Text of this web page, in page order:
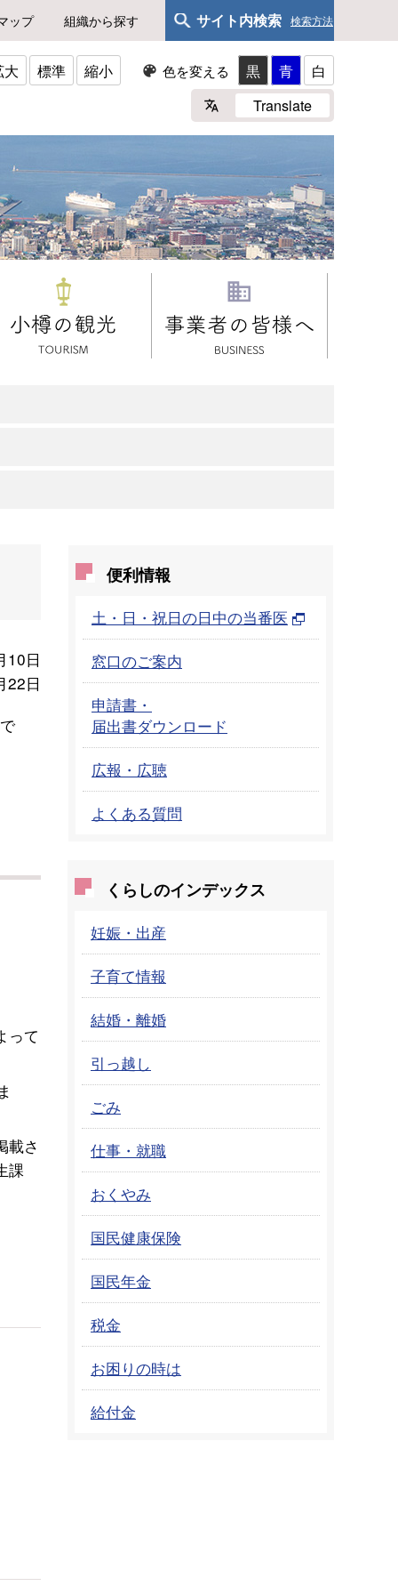
ップ 組織から探す サイト内検索 検索方法
大 標準 縮小 色を変える 黒 青
白
Translate
10日
22日
って
載さ
課
便利情報
土・日・祝日の日中の当番医
窓口のご案内
申請書・
届出書ダウンロード
広報・広聴
よくある質問
くらしのインデックス
妊娠・出産
子育て情報
結婚・離婚
引っ越し
ごみ
仕事・就職
おくやみ
国民健康保険
国民年金
税金
お困りの時は
給付金